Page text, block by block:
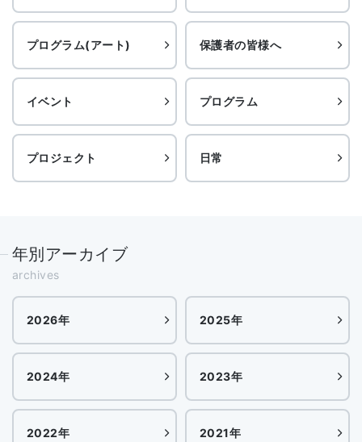
プログラム(アート) 保護者の皆様へ
イベント プログラム
プロジェクト 日常
年別アーカイブ
archives
2026年 2025年
2024年 2023年
2022年 2021年